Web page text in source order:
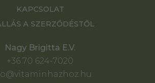
KAPCSOLAT
A SZERZŐDÉSTŐL
Nagy Brigitta E.V.
+36 70 624-7020